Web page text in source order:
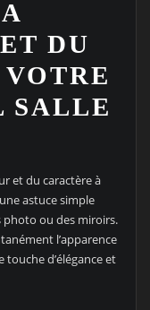
DU
SALLE
et du caractère à
astuce simple
photo ou des miroirs.
l’apparence
d’élégance et